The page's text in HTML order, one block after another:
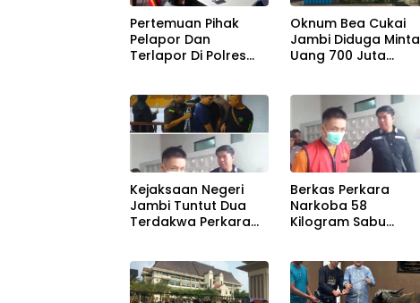
Pertemuan Pihak
Pelapor Dan
Terlapor Di Polres
Menunggu.
Oknum Bea Cukai
Jambi Diduga Minta
Uang 700 Juta
Berinisial H.
Kejaksaan Negeri
Jambi Tuntut Dua
Terdakwa Perkara
Berkas Perkara
Narkoba 58
Kilogram Sabu